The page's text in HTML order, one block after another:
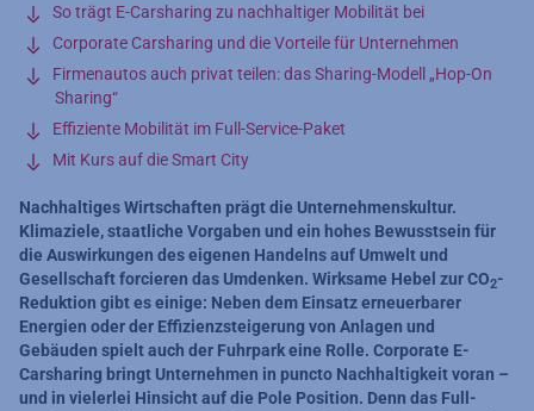
So trägt E-Carsharing zu nachhaltiger Mobilität bei
Corporate Carsharing und die Vorteile für Unternehmen
Firmenautos auch privat teilen: das Sharing-Modell „Hop-On
Sharing“
Effiziente Mobilität im Full-Service-Paket
Mit Kurs auf die Smart City
Nachhaltiges Wirtschaften prägt die Unternehmenskultur.
Klimaziele, staatliche Vorgaben und ein hohes Bewusstsein für
die Auswirkungen des eigenen Handelns auf Umwelt und
Gesellschaft forcieren das Umdenken. Wirksame Hebel zur CO2-
Reduktion gibt es einige: Neben dem Einsatz erneuerbarer
Energien oder der Effizienzsteigerung von Anlagen und
Gebäuden spielt auch der Fuhrpark eine Rolle. Corporate E-
Carsharing bringt Unternehmen in puncto Nachhaltigkeit voran –
und in vielerlei Hinsicht auf die Pole Position. Denn das Full-